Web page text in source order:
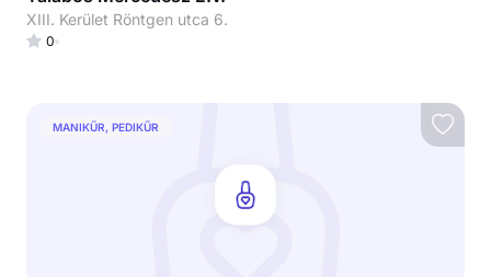
XIII. Kerület Röntgen utca 6.
0
MANIKŰR, PEDIKŰR